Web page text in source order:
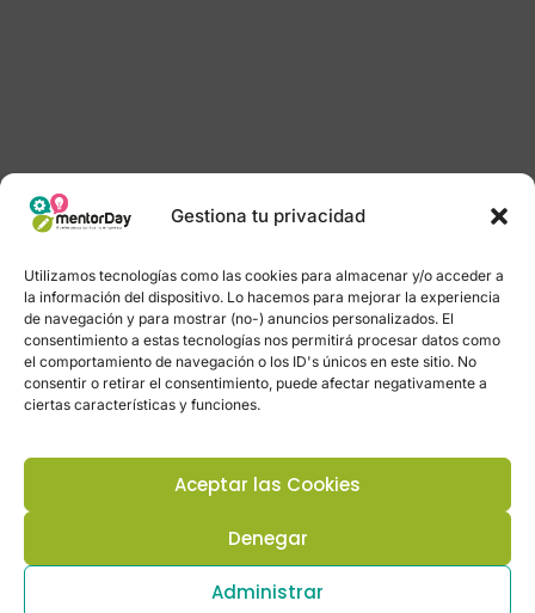
Gestiona tu privacidad
Utilizamos tecnologías como las cookies para almacenar y/o acceder a
la información del dispositivo. Lo hacemos para mejorar la experiencia
de navegación y para mostrar (no-) anuncios personalizados. El
consentimiento a estas tecnologías nos permitirá procesar datos como
el comportamiento de navegación o los ID's únicos en este sitio. No
consentir o retirar el consentimiento, puede afectar negativamente a
ciertas características y funciones.
Aceptar las Cookies
Denegar
Administrar